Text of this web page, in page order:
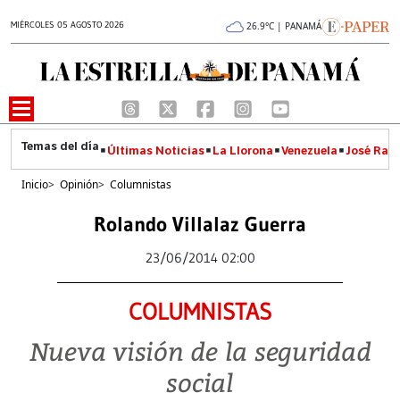
MIÉRCOLES 05 AGOSTO 2026 26.9°C | PANAMÁ
Últimas Noticias La Llorona Venezuela José
Inicio> Opinión> Columnistas
Rolando Villalaz Guerra
23/06/2014 02:00
COLUMNISTAS
Nueva visión de la seguridad
social